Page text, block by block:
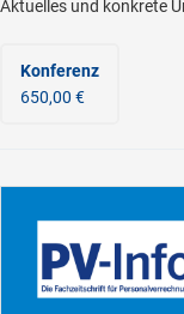
Aktuelles und konkrete
Konferenz
650,00 €